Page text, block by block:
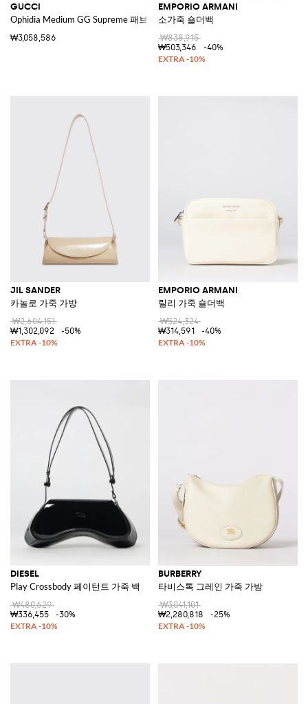
GUCCI
Ophidia Medium GG Supreme 패브릭 백
₩3,058,586
EMPORIO ARMANI
소가죽 숄더백
₩838,915
₩503,346
-40%
JIL SANDER
카놀로 가죽 가방
₩2,604,151
₩1,302,092
-50%
EMPORIO ARMANI
릴리 가죽 숄더백
₩524,324
₩314,591
-40%
DIESEL
Play Crossbody 페이턴트 가죽 백
₩480,629
₩336,455
-30%
BURBERRY
타비스톡 그레인 가죽 가방
₩3,041,101
₩2,280,818
-25%